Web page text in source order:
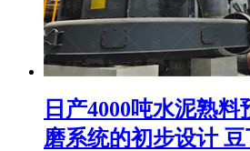
日产4000吨水泥熟
磨系统的初步设计 豆